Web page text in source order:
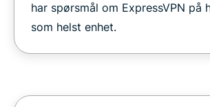
har spørsmål om ExpressVPN på
som helst enhet.